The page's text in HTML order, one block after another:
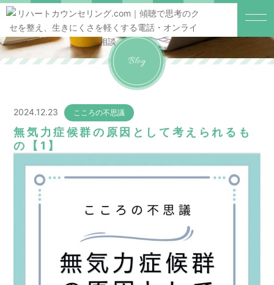
Blog
2024.12.23 こころの不思議
無気力症候群の原因として考えられるも
の【1】